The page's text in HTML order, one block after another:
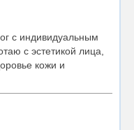
с индивидуальным
с эстетикой лица,
кожи и